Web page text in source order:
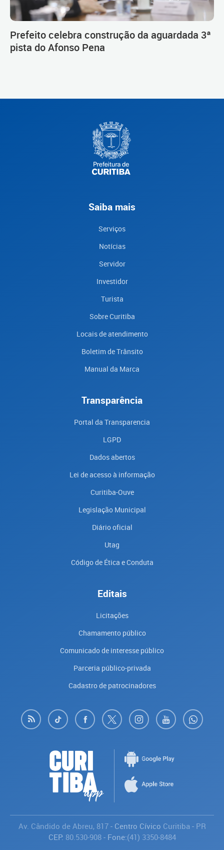
Prefeito celebra construção da aguardada 3ª
pista do Afonso Pena
Saiba mais
Serviços
Notícias
Servidor
Investidor
Turista
Sobre Curitiba
Locais de atendimento
Boletim de Trânsito
Manual da Marca
Transparência
Portal da Transparencia
LGPD
Dados abertos
Lei de acesso à informação
Curitiba-Ouve
Legislação Municipal
Diário oficial
Utag
Código de Ética e Conduta
Editais
Licitações
Chamamento público
Comunicado de interesse público
Parceria público-privada
Cadastro de patrocinadores
Av. Cândido de Abreu, 817- Centro Cívico Curitiba- PR
CEP: 80.530-908- Fone:(41) 3350-8484